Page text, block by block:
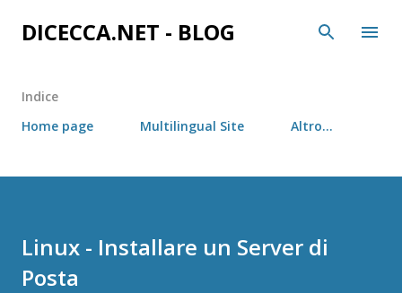
Passa ai contenuti principali
DICECCA.NET - BLOG
Indice
Home page
Multilingual Site Altro…
Linux - Installare un Server di
Posta